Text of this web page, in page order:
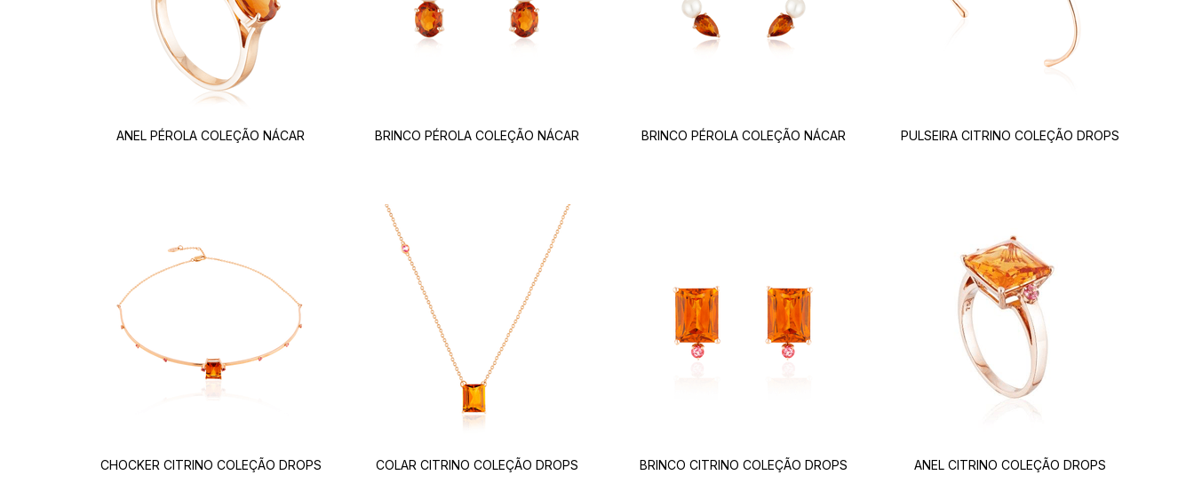
ANEL PÉROLA COLEÇÃO NÁCAR BRINCO PÉROLA COLEÇÃO NÁCAR BRINCO PÉROLA COLEÇÃO NÁCAR PULSEIRA CITRINO COLEÇÃO DROPS
CHOCKER CITRINO COLEÇÃO DROPS COLAR CITRINO COLEÇÃO DROPS BRINCO CITRINO COLEÇÃO DROPS ANEL CITRINO COLEÇÃO DROPS